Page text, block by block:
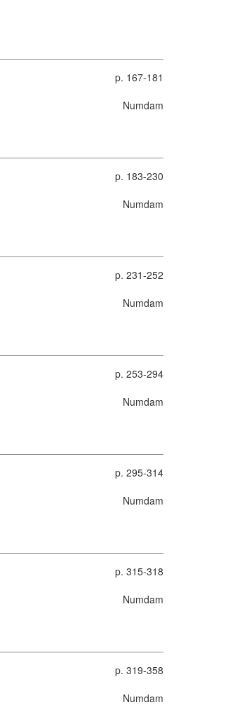
p. 167-181
Numdam
p. 183-230
Numdam
p. 231-252
Numdam
p. 253-294
Numdam
p. 295-314
Numdam
p. 315-318
Numdam
p. 319-358
Numdam